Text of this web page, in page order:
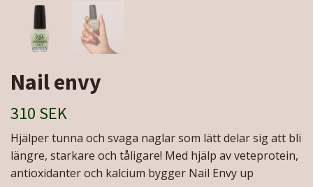
Nail envy
310 SEK
Hjälper tunna och svaga naglar som lätt delar sig att bli
längre, starkare och tåligare! Med hjälp av veteprotein,
antioxidanter och kalcium bygger Nail Envy up